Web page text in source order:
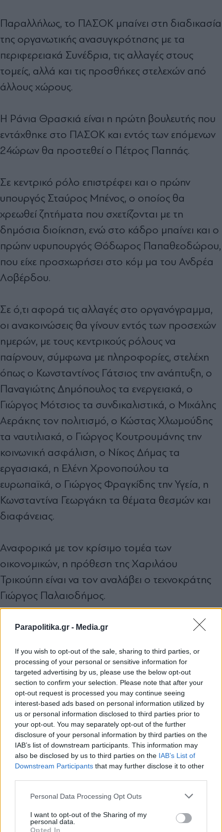
Parapolitika.gr - Media.gr
If you wish to opt-out of the sale, sharing to third parties, or
processing of your personal or sensitive information for
targeted advertising by us, please use the below opt-out
section to confirm your selection. Please note that after your
opt-out request is processed you may continue seeing
interest-based ads based on personal information utilized by
us or personal information disclosed to third parties prior to
your opt-out. You may separately opt-out of the further
disclosure of your personal information by third parties on the
IAB’s list of downstream participants. This information may
also be disclosed by us to third parties on the IAB’s List of
Downstream Participants that may further disclose it to other
Personal Data Processing Opt Outs
I want to opt-out of the Sharing of my
personal data.
Opted In
Παραλλήλως, το ΠΑΣΟΚ µπαίνει στη διαδικασία
της οργανωτικής ανασυγκρότησης µε τα
περιφερειακά Συνέδρια, τις αλλαγές στους
τοµείς, αλλά και τις προσθήκες στελεχών από
άλλους χώρους.
Η Ράνια Θρασκιά είναι η πρώτη βουλευτής που
εντάχθηκε στο ΠΑΣΟΚ και εντός των επόµενων
24ώρων θα προστεθεί ο Πέτρος Παππάς.
Σε κεντρικό ρόλο επιστρέφει και ο πρώην
υπουργός Σταύρος Μπένος, ο οποίος θα
χρεωθεί ζητήµατα που σχετίζονται µε τη
δηµόσια διοίκηση, ενώ στο κάδρο µπαίνει και ο
πρώην υφυπουργός Θόδωρος Παπαθεοδώρου,
που είχε προσχωρήσει στο κόµ µα του Ανδρέα
Λοβέρδου.
Σε ό,τι αφορά τις αλλαγές στο οργανόγραµµα,
οι ανακοινώσεις θα γίνουν εντός των προσεχών
ηµερών, µε τους κεντρικούς ρόλους να
παίρνουν, σύµφωνα µε πληροφορίες, στελέχη
όπως ο Κωνσταντίνος Γάτσιος την ανάπτυξη, ο
Παναγιώτης ∆ηµόπουλος τα ενεργειακά, ο
Γιώργος Μότσιος τα συνδικαλιστικά, ο Μιχάλης
Αεράκης τον πολιτισµό, ο Κώστας Χλωµούδης
τα ναυτιλιακά, ο Γιώργος Κουτρουµάνης την
κοινωνική ασφάλιση, ο Νίκος ∆ήµας τα
εργασιακά, η Ελένη Χρονοπούλου τα
ευρωπαϊκά, ο Γιώργος Φραγκίδης την Υγεία, η
Κωνσταντίνα Γεωργάκη τα θέµατα θεσµών και
διαφάνειας.
Αναφορικά µε τον κρίσιµο τοµέα των
οικονοµικών, η πρόθεση της Χαριλάου
Τρικούπη είναι να τον αναλάβει ο τεχνοκράτης
Γιώργος Παλαιοδήµος.
Σε ό,τι αφορά το κόµµα, τα οργανωτικά
κινητοποιήσεις ο Νίκος ∆ασκαλάκης και τα
∆ίκτυα ο Κώστας Παπαδηµητρίου.
*Δημοσιεύθηκε στην εφημερίδα «Παραπολιτικά»
στις 22/02/2025
TAGS:
#ΠΑΣΟΚ#Χάρης Δούκας#Παύλος Γερουλάνος#Νίκος
parapolitika.gr στο Google
News για άμεση και έγκυρη
Εγγραφή στο newsletter